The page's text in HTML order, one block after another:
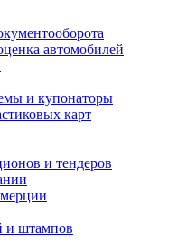
автомобилей
и купонаторы
карт
и тендеров
и штампов